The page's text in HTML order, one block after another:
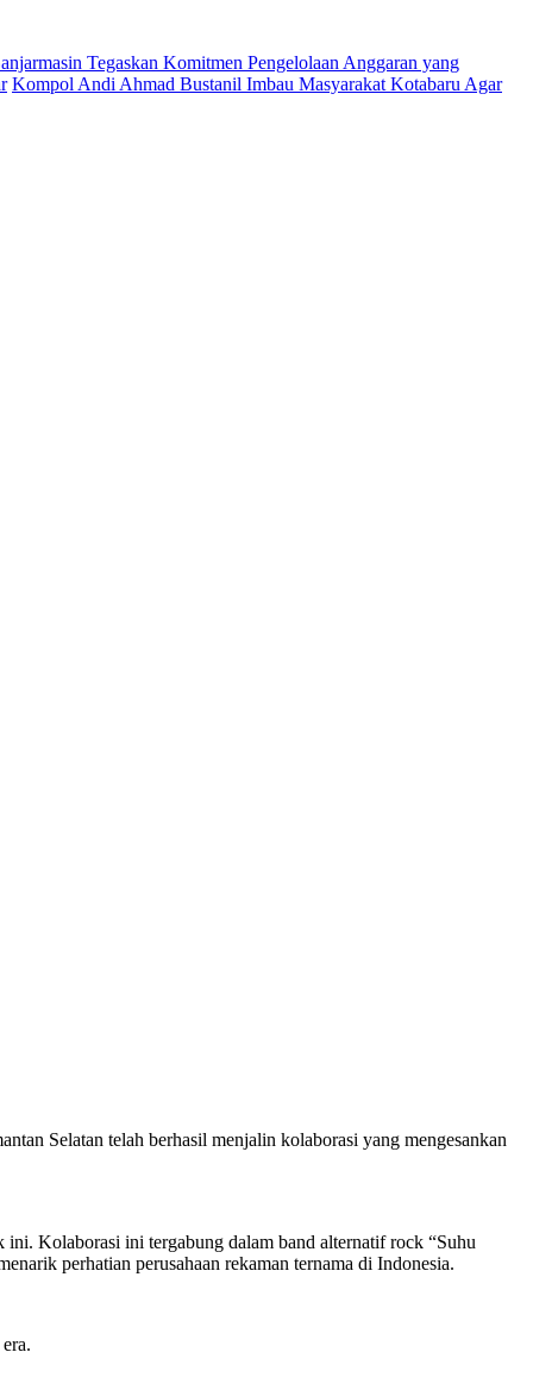
Tegaskan Komitmen Pengelolaan Anggaran yang
Kompol Andi Ahmad Bustanil Imbau Masyarakat Kotabaru Agar
Selatan telah berhasil menjalin kolaborasi yang mengesankan
Kolaborasi ini tergabung dalam band alternatif rock “Suhu
perhatian perusahaan rekaman ternama di Indonesia.